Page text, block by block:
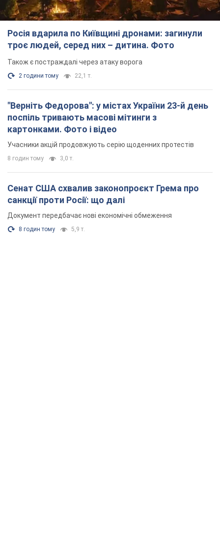
Росія вдарила по Київщині дронами: загинули
троє людей, серед них – дитина. Фото
Також є постраждалі через атаку ворога
2 години тому 22,1 т.
"Верніть Федорова": у містах України 23-й день
поспіль тривають масові мітинги з
картонками. Фото і відео
Учасники акцій продовжують серію щоденних протестів
8 годин тому 3,0 т.
Сенат США схвалив законопроєкт Грема про
санкції проти Росії: що далі
Документ передбачає нові економічні обмеження
8 годин тому 5,9 т.